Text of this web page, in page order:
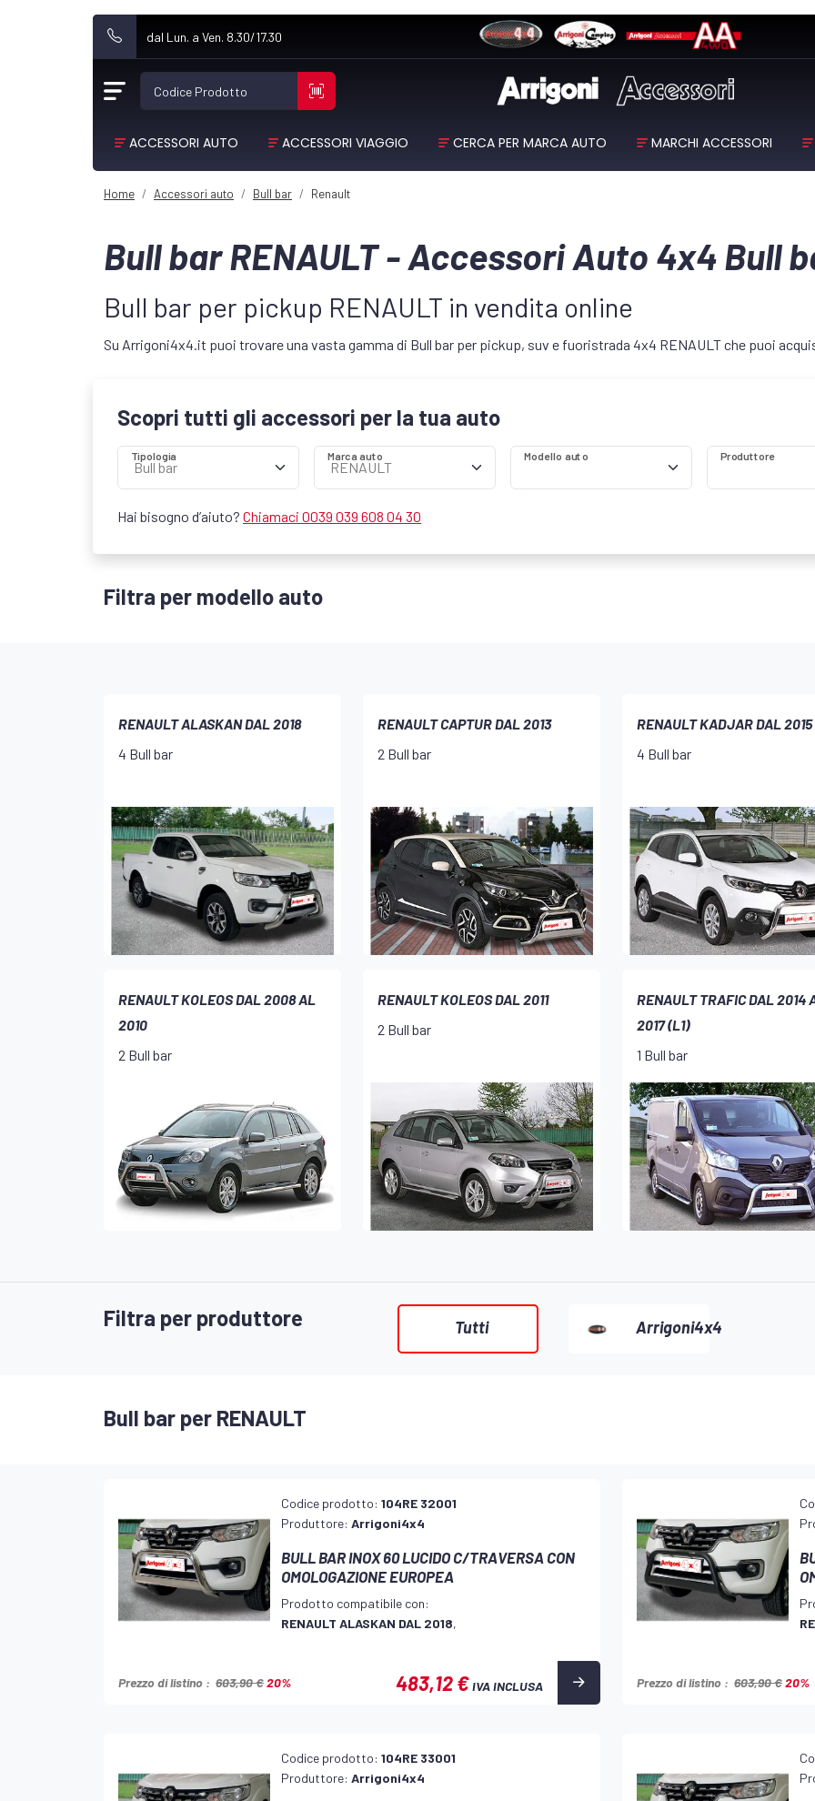
dal Lun. a Ven. 8.30/17.30
Codice Prodotto
ACCESSORI AUTO ACCESSORI VIAGGIO CERCA PER MARCA AUTO MARCHI ACCESSORI
Home Accessori auto Bull bar Renault
Bull bar RENAULT - Accessori Auto 4x4 Bull
Bull bar per pickup RENAULT in vendita online
Su Arrigoni4x4.it puoi trovare una vasta gamma di Bull bar per pickup, suv e fuoristrada 4x4 RENAULT che puoi
Scopri tutti gli accessori per la tua auto
Tipologia Marca auto Modello auto Produttore
Hai bisogno d’aiuto? Chiamaci 0039 039 608 04 30
Filtra per modello auto
RENAULT ALASKAN DAL 2018
4 Bull bar
RENAULT CAPTUR DAL 2013
2 Bull bar
RENAULT KADJAR DAL 2015
4 Bull bar
RENAULT KOLEOS DAL 2008 AL
2010
2 Bull bar
RENAULT KOLEOS DAL 2011
2 Bull bar
RENAULT TRAFIC DAL 2014
2017 (L1)
1 Bull bar
Filtra per produttore Tutti Arrigoni4x4
Bull bar per RENAULT
Codice prodotto:104RE 32001
Produttore:Arrigoni4x4
BULL BAR INOX 60 LUCIDO C/TRAVERSA CON
OMOLOGAZIONE EUROPEA
Prodotto compatibile con:
RENAULT ALASKAN DAL 2018,
Prezzo di listino : 603,90 €20% 483,12 €IVA INCLUSA Prezzo di listino : 603,90 €20%
Codice prodotto:104RE 33001
Produttore:Arrigoni4x4